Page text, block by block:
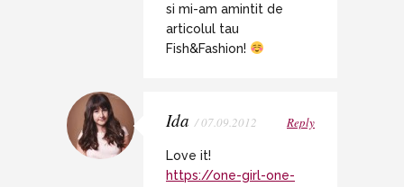
si mi-am amintit de
articolul tau
Fish&Fashion!
Ida / 07.09.2012 Reply
Love it!
https://one-girl-one-